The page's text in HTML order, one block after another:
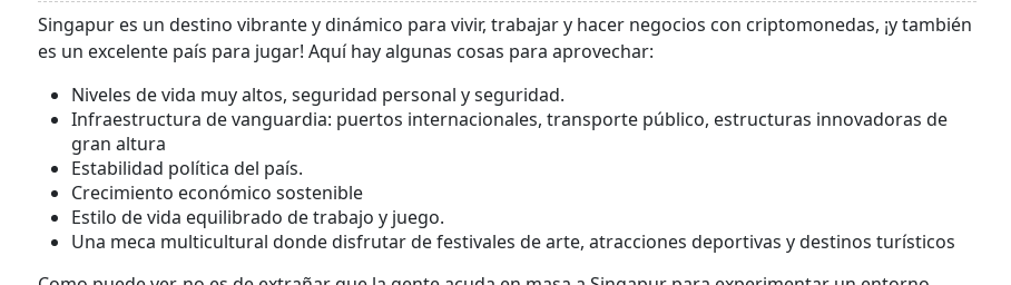
Singapur es un destino vibrante y dinámico para vivir, trabajar y hacer negocios con criptomonedas, ¡y también
es un excelente país para jugar! Aquí hay algunas cosas para aprovechar:
Niveles de vida muy altos, seguridad personal y seguridad.
Infraestructura de vanguardia: puertos internacionales, transporte público, estructuras innovadoras de
gran altura
Estabilidad política del país.
Crecimiento económico sostenible
Estilo de vida equilibrado de trabajo y juego.
Una meca multicultural donde disfrutar de festivales de arte, atracciones deportivas y destinos turísticos